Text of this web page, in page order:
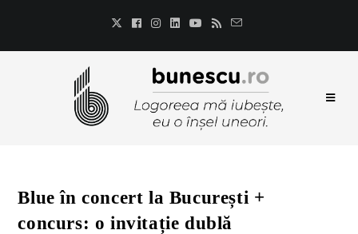
Blue în concert la București +
concurs: o invitație dublă